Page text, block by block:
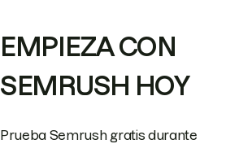
EMPIEZA CON
SEMRUSH HOY
Prueba Semrush gratis durante